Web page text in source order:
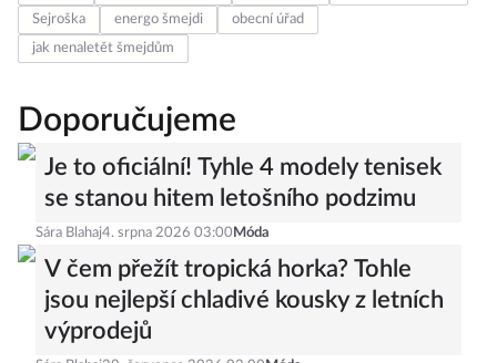
Sejroška
energo šmejdi
obecní úřad
jak nenaletět šmejdům
Doporučujeme
Je to oficiální! Tyhle 4 modely tenisek
se stanou hitem letošního podzimu
Sára Blahaj4. srpna 2026 03:00 Móda
V čem přežít tropická horka? Tohle
jsou nejlepší chladivé kousky z letních
výprodejů